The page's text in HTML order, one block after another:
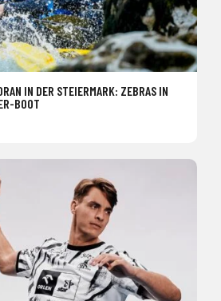
IN DER STEIERMARK: ZEBRAS IN
BOOT